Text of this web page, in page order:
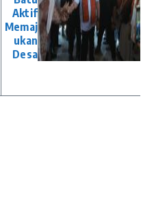
Aktif
Memaj
ukan
Desa